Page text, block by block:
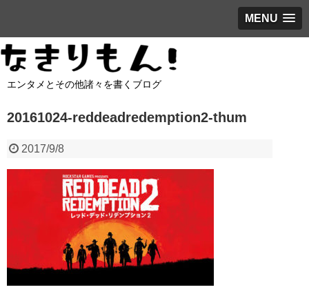
MENU
エンタメとその他諸々を書くブログ
20161024-reddeadredemption2-thum
2017/9/8